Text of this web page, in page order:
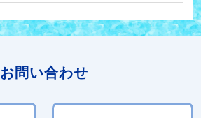
お問い合わせ